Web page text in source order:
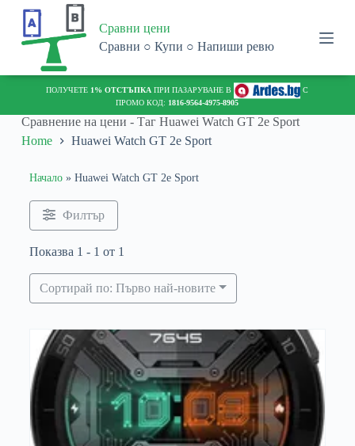
o
Сравни цени
Сравни ○ Купи ○ Напиши ревю
ПОЛУЧЕТЕ 1% ОТСТЪПКА ПРИ ПАЗАРУВАНЕ В
С
ПРОМО КОД: 1816-9564-4975-8905
Сравнение на цени - ТагHuawei Watch GT 2e Sport
Home
Huawei Watch GT 2e Sport
Начало» Huawei Watch GT 2e Sport
Филтър
Показва 1 - 1 от 1
Сортирай по: Първо най-новите